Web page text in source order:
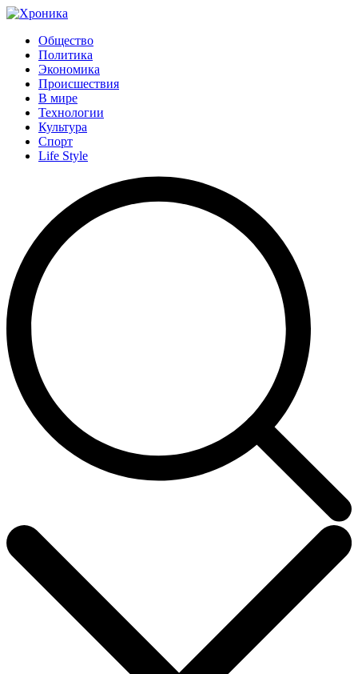
Общество
Политика
Экономика
Происшествия
В мире
Технологии
Культура
Спорт
Life Style